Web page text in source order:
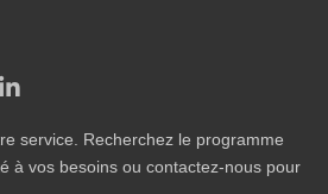
service. Recherchez le programme
à vos besoins ou contactez-nous pour